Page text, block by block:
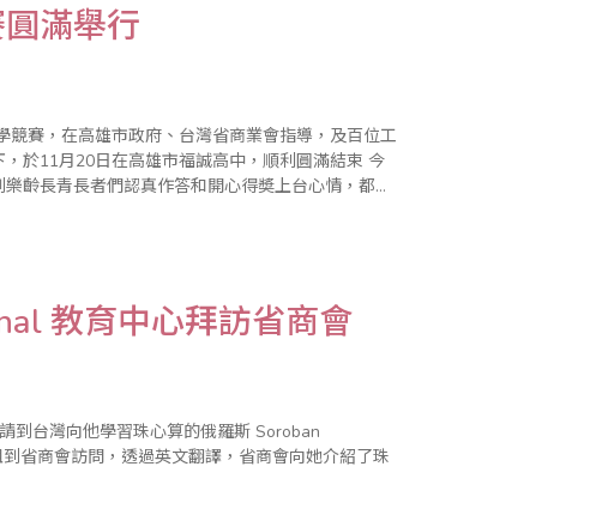
滿舉行
賽，在高雄市政府、台灣省商業會指導，及百位工
於11月20日在高雄市福誠高中，順利圓滿結束 今
齡長青長者們認真作答和開心得奬上台心情，都給
教育中心拜訪省商會
到台灣向他學習珠心算的俄羅斯 Soroban
省商會訪問，透過英文翻譯，省商會向她介紹了珠